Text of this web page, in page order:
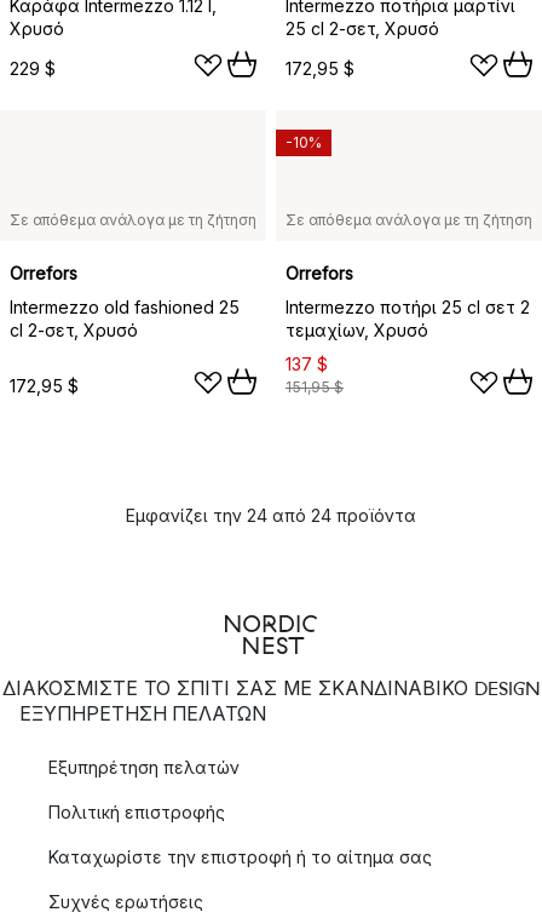
Καράφα Intermezzo 1.12 l,
Χρυσό
229 $
Intermezzo ποτήρια μαρτίνι
25 cl 2-σετ, Χρυσό
172,95 $
Σε απόθεμα ανάλογα με τη ζήτηση
Orrefors
Intermezzo old fashioned 25
cl 2-σετ, Χρυσό
172,95 $
Σε απόθεμα ανάλογα με τη ζήτηση
Orrefors
Intermezzo ποτήρι 25 cl σετ 2
τεμαχίων, Χρυσό
137 $
151,95 $
-10%
Εμφανίζει την 24 από 24 προϊόντα
ΔΙΑΚΟΣΜΙΣΤΕ ΤΟ ΣΠΙΤΙ ΣΑΣ ΜΕ ΣΚΑΝΔΙΝΑΒΙΚΟ DESIGN
ΕΞΥΠΗΡΈΤΗΣΗ ΠΕΛΑΤΏΝ
Εξυπηρέτηση πελατών
Πολιτική επιστροφής
Καταχωρίστε την επιστροφή ή το αίτημα σας
Συχνές ερωτήσεις